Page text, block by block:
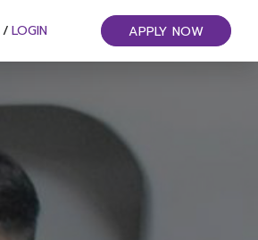
/ LOGIN APPLY NOW